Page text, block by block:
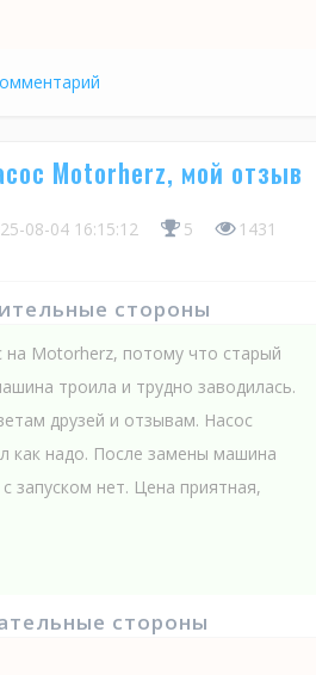
Motorherz, мой отзыв
08-04 16:15:12 5 1431
стороны
на Motorherz, потому что старый
троила и трудно заводилась.
друзей и отзывам. Насос
как надо. После замены машина
запуском нет. Цена приятная,
стороны